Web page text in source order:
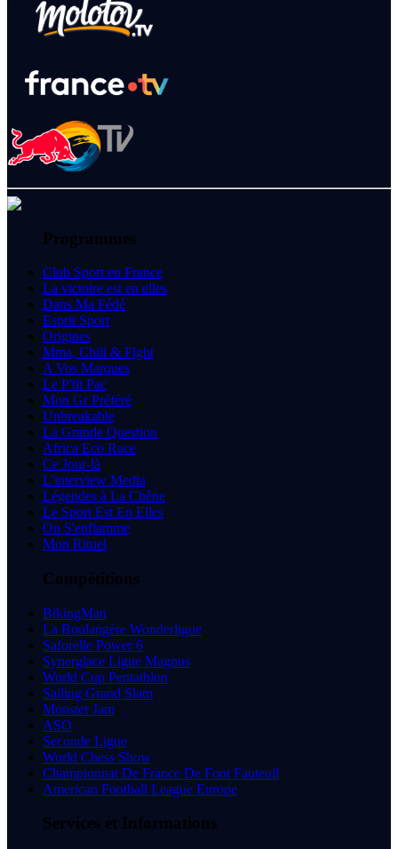
Programmes
Club Sport en France
La victoire est en elles
Dans Ma Fédé
Esprit Sport
Origines
Mma, Chill & Fight
A Vos Marques
Le P'tit Pac
Mon Gr Préféré
Unbreakable
La Grande Question
Africa Eco Race
Ce Jour-là
L'interview Media
Légendes à La Chêne
Le Sport Est En Elles
On S'enflamme
Mon Rituel
Compétitions
BikingMan
La Boulangère Wonderligue
Saforelle Power 6
Synerglace Ligue Magnus
World Cup Pentathlon
Sailing Grand Slam
Monster Jam
ASO
Seconde Ligue
World Chess Show
Championnat De France De Foot Fauteuil
American Football League Europe
Services et Informations